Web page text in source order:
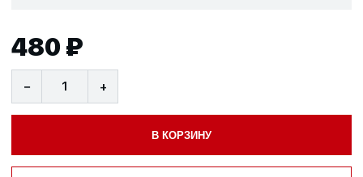
480 ₽
− +
В КОРЗИНУ